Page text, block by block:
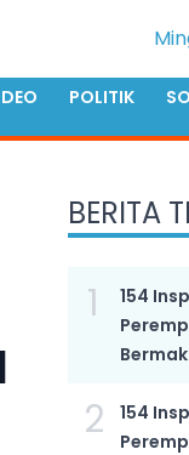
POLITIK
BERITA
1
154
2
154